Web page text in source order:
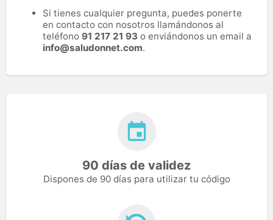
Si tienes cualquier pregunta, puedes ponerte
en contacto con nosotros llamándonos al
teléfono 91 217 21 93 o enviándonos un email a
info@saludonnet.com.
90 días de validez
Dispones de 90 días para utilizar tu código